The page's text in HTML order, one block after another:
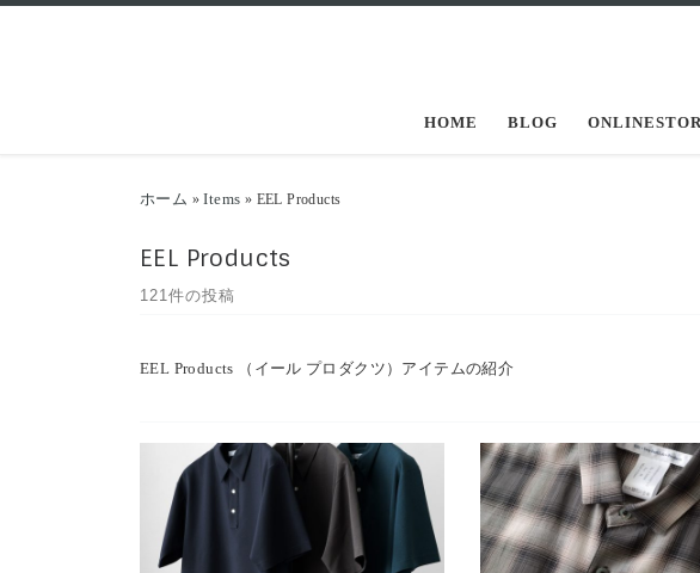
HOME BLOG
ホーム » Items » EEL Products
EEL Products
121件の投稿
EEL Products （イール プロダクツ）アイテムの紹介
オンオフどちらでも活躍する夏の定番
アイテム。 EEL Productsの半袖ポロシ
ャツ（Merci […]
街行く人々の半袖着用率が徐
ってきましたね。 EEL
ラーカラーハーフス […]